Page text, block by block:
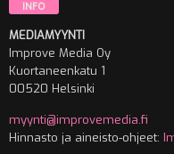
INFO
MEDIAMYYNTI
Improve Media Oy
Kuortaneenkatu 1
00520 Helsinki
myynti@improvemedia.fi
Hinnasto ja aineisto-ohjeet: